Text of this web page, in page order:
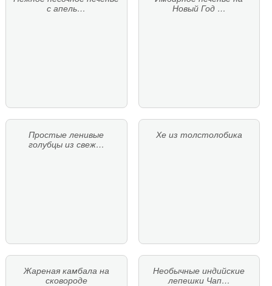
с апель…
Новый Год …
Простые ленивые
голубцы из свеж…
Хе из толстолобика
Жареная камбала на
сковороде
Необычные индийские
лепешки Чап…